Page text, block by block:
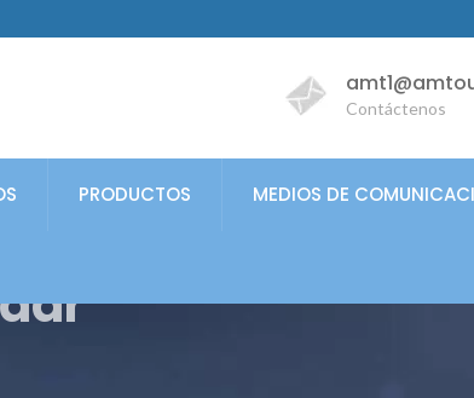
Contáctenos
PRODUCTOS MEDIOS DE